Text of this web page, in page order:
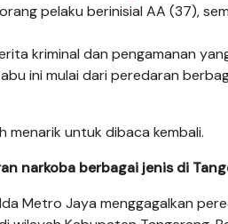
pelaku berinisial AA (37),
kriminal dan pengamanan
ini mulai dari peredaran
untuk dibaca kembali.
narkoba berbagai jenis di
Metro Jaya menggagalkan